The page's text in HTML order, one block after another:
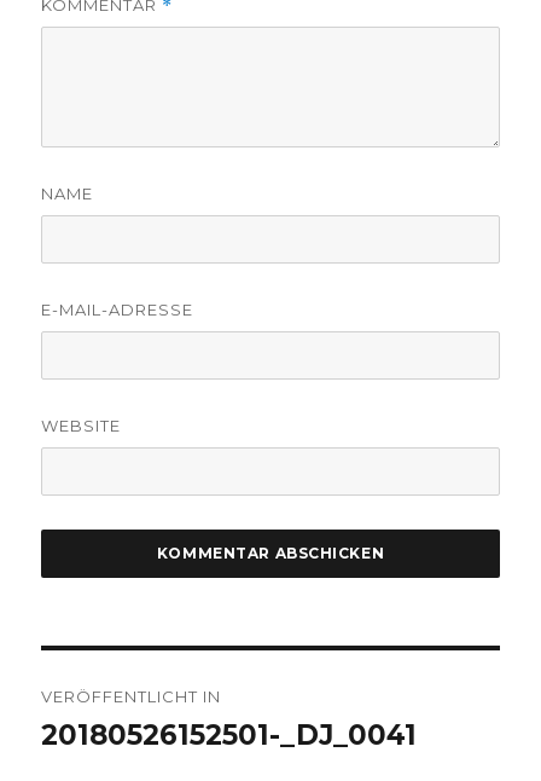
KOMMENTAR *
NAME
E-MAIL-ADRESSE
WEBSITE
VERÖFFENTLICHT IN
20180526152501-_DJ_0041